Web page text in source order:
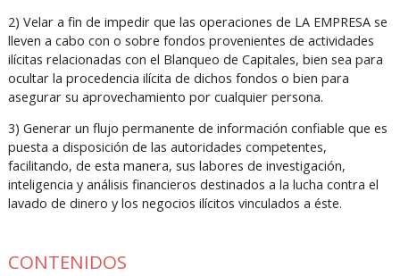
2) Velar a fin de impedir que las operaciones de LA EMPRESA se
lleven a cabo con o sobre fondos provenientes de actividades
ilícitas relacionadas con el Blanqueo de Capitales, bien sea para
ocultar la procedencia ilícita de dichos fondos o bien para
asegurar su aprovechamiento por cualquier persona.
3) Generar un flujo permanente de información confiable que es
puesta a disposición de las autoridades competentes,
facilitando, de esta manera, sus labores de investigación,
inteligencia y análisis financieros destinados a la lucha contra el
lavado de dinero y los negocios ilícitos vinculados a éste.
CONTENIDOS